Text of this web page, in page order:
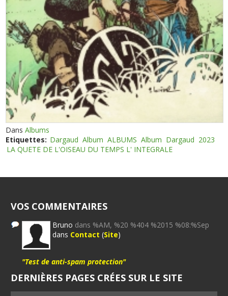
DansAlbums
Etiquettes: Dargaud Album ALBUMS Album Dargaud 2023
LA QUETE DE L'OISEAU DU TEMPS L' INTEGRALE
VOS COMMENTAIRES
Bruno dans %AM, %20 %404 %2015 %08:%Sep
dans Contact (Site)
"Test de anti-spam protection"
DERNIÈRES PAGES CRÉES SUR LE SITE